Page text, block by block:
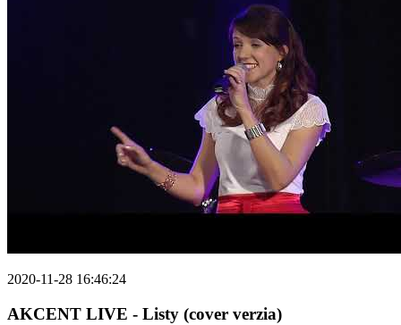
2020-11-28 16:46:24
AKCENT LIVE - Listy (cover verzia)